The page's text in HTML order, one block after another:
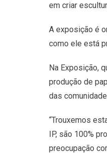
em criar
A exposição é
como ele está
Na Exposição,
produção de
das
“Trouxemos
IP, são 100%
preocupação